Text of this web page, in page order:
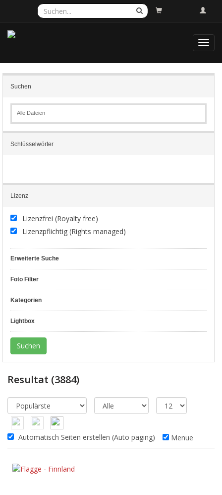
Suchen
Alle Dateien
Schlüsselwörter
Lizenz
Lizenzfrei (Royalty free)
Lizenzpflichtig (Rights managed)
Erweiterte Suche
Foto Filter
Kategorien
Lightbox
Resultat (3884)
Automatisch Seiten erstellen (Auto paging) Menue